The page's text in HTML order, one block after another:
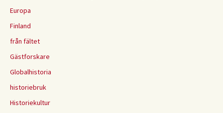
Europa
Finland
från fältet
Gästforskare
Globalhistoria
historiebruk
Historiekultur